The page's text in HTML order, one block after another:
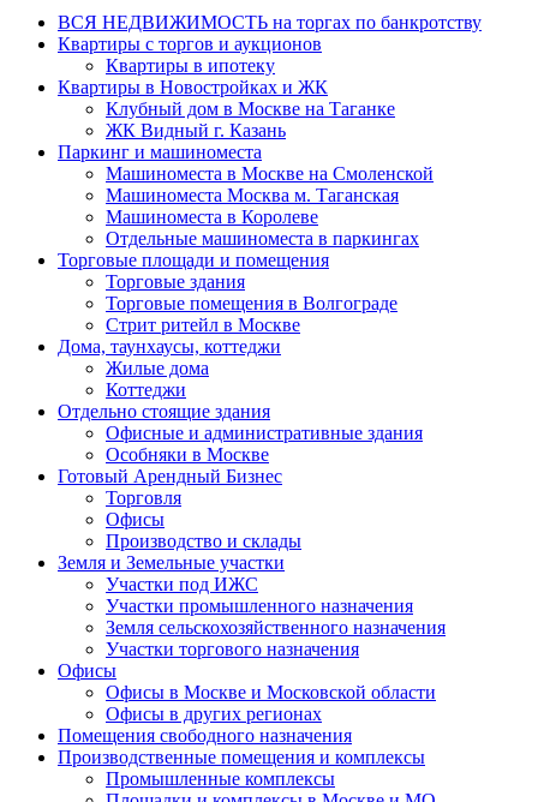
ВСЯ НЕДВИЖИМОСТЬ на торгах по банкротству
Квартиры с торгов и аукционов
Квартиры в ипотеку
Квартиры в Новостройках и ЖК
Клубный дом в Москве на Таганке
ЖК Видный г. Казань
Паркинг и машиноместа
Машиноместа в Москве на Смоленской
Машиноместа Москва м. Таганская
Машиноместа в Королеве
Отдельные машиноместа в паркингах
Торговые площади и помещения
Торговые здания
Торговые помещения в Волгограде
Стрит ритейл в Москве
Дома, таунхаусы, коттеджи
Жилые дома
Коттеджи
Отдельно стоящие здания
Офисные и административные здания
Особняки в Москве
Готовый Арендный Бизнес
Торговля
Офисы
Производство и склады
Земля и Земельные участки
Участки под ИЖС
Участки промышленного назначения
Земля сельскохозяйственного назначения
Участки торгового назначения
Офисы
Офисы в Москве и Московской области
Офисы в других регионах
Помещения свободного назначения
Производственные помещения и комплексы
Промышленные комплексы